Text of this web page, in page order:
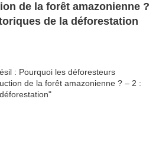
de la forêt amazonienne ?
de la déforestation